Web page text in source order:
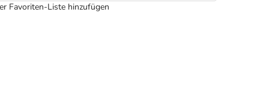
Favoriten-Liste hinzufügen